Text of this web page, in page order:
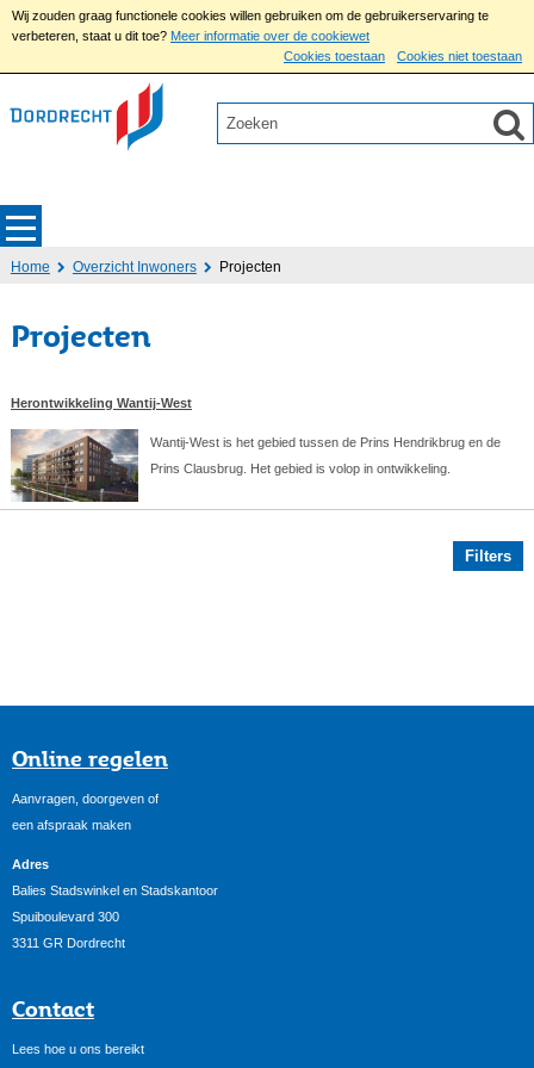
Wij zouden graag functionele cookies willen gebruiken om de gebruikerservaring te
verbeteren, staat u dit toe? Meer informatie over de cookiewet
Cookies toestaan
Cookies niet toestaan
Home Overzicht Inwoners Projecten
Projecten
Herontwikkeling Wantij-West
Wantij-West is het gebied tussen de Prins Hendrikbrug en de
Prins Clausbrug. Het gebied is volop in ontwikkeling.
Filters
Online regelen
Aanvragen, doorgeven of
een afspraak maken
Adres
Balies Stadswinkel en Stadskantoor
Spuiboulevard 300
3311 GR Dordrecht
Contact
Lees hoe u ons bereikt